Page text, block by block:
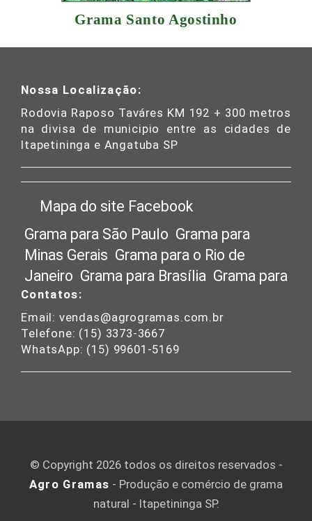
Grama Santo Agostinho
Nossa Localização:
Rodovia Raposo Taváres KM 192 + 300 metros
na divisa de municipio entre as cidades de
Itapetininga e Angatuba SP
Mapa do site Facebook
Grama para São Paulo Grama para
Minas Gerais Grama para o Rio de
Janeiro Grama para Brasília Grama para
Santa Catarina
Grosso Grama para Goias Grama para o
Paraná Grama para o Rio Grande do Sul
Grama para o Espírito Santo
Campinas Grama para Ribeirão Preto
Contatos:
Email: vendas@agrogramas.com.br
Telefone: (15) 3373-3667
WhatsApp: (15) 99601-5169
© Copyright 2026 todos os direitos reservados -
Agro Gramas - Produção e comércio de grama
natural - Itapetininga SP.